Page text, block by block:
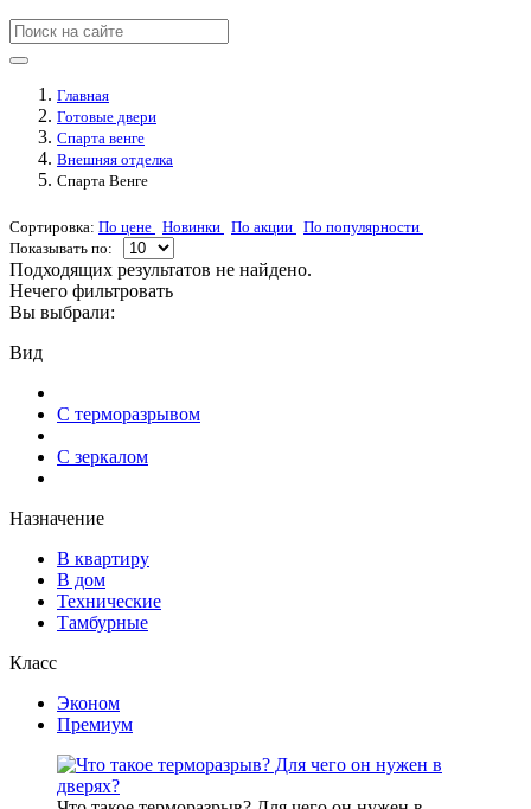
Главная
Готовые двери
Спарта венге
Внешняя отделка
Спарта Венге
Сортировка: По цене Новинки По акции По популярности
Показывать по:
Подходящих результатов не найдено.
Нечего фильтровать
Вы выбрали:
Вид
С терморазрывом
С зеркалом
Назначение
В квартиру
В дом
Технические
Тамбурные
Класс
Эконом
Премиум